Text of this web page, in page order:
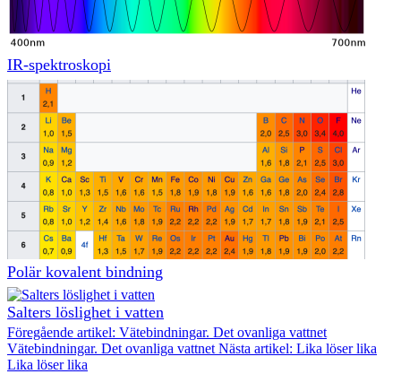
IR-spektroskopi
Polär kovalent bindning
Salters löslighet i vatten
Föregående artikel: Vätebindningar. Det ovanliga vattnet
Vätebindningar. Det ovanliga vattnet Nästa artikel: Lika löser lika
Lika löser lika